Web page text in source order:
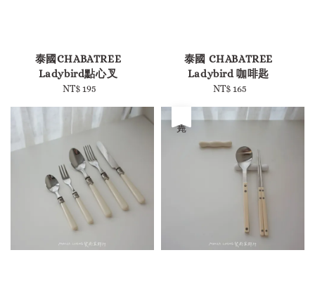
泰國CHABATREE
Ladybird點心叉
Regular
NT$ 195
泰國 CHABATREE
Ladybird 咖啡匙
Regular
NT$ 165